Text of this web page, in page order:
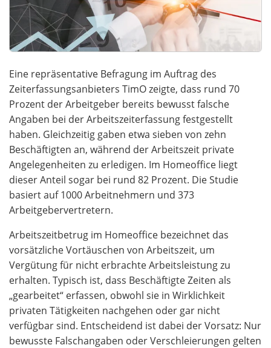
Eine repräsentative Befragung im Auftrag des
Zeiterfassungsanbieters TimO zeigte, dass rund 70
Prozent der Arbeitgeber bereits bewusst falsche
Angaben bei der Arbeitszeiterfassung festgestellt
haben. Gleichzeitig gaben etwa sieben von zehn
Beschäftigten an, während der Arbeitszeit private
Angelegenheiten zu erledigen. Im Homeoffice liegt
dieser Anteil sogar bei rund 82 Prozent. Die Studie
basiert auf 1000 Arbeitnehmern und 373
Arbeitgebervertretern.
Arbeitszeitbetrug im Homeoffice bezeichnet das
vorsätzliche Vortäuschen von Arbeitszeit, um
Vergütung für nicht erbrachte Arbeitsleistung zu
erhalten. Typisch ist, dass Beschäftigte Zeiten als
„gearbeitet“ erfassen, obwohl sie in Wirklichkeit
privaten Tätigkeiten nachgehen oder gar nicht
verfügbar sind. Entscheidend ist dabei der Vorsatz: Nur
bewusste Falschangaben oder Verschleierungen gelten